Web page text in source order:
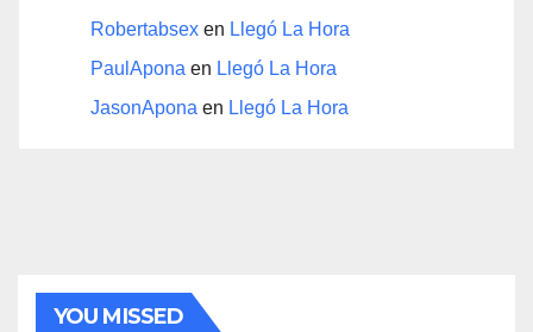
Robertabsex en Llegó La Hora
PaulApona en Llegó La Hora
JasonApona en Llegó La Hora
YOU MISSED